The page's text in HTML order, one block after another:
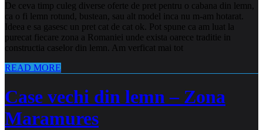
De ceva timp culeg diverse oferte de pret pentru o cabana din lemn,
ca o fi lemn rotund, bustean, sau alt model inca nu m-am hotarat.
Ideea e sa gasesc un pret cat de cat ok. Pot spune ca am luat la
purecat fiecare zona a Romaniei unde exista oarece traditie in
constructia caselor din lemn. Am verficat mai tot
READ MORE
Case vechi din lemn – Zona
Maramures